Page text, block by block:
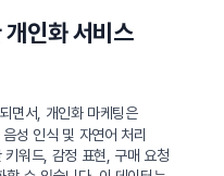
인화 서비스
면서, 개인화 마케팅은
성 인식 및 자연어 처리
워드, 감정 표현, 구매 요청